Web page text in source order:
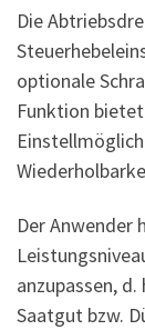
Die
optionale
Funktion
Der Anwender
anzupassen,
Saatgut bzw.